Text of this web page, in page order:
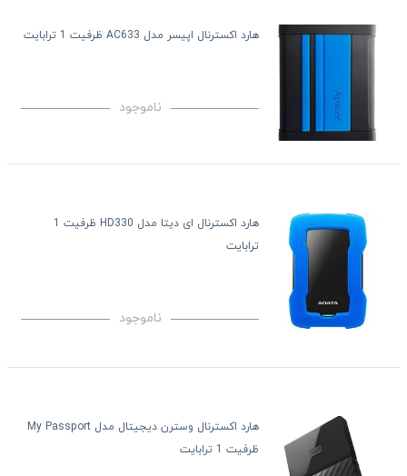
هارد اکسترنال اپیسر مدل AC633 ظرفیت 1 ترابایت
ناموجود
هارد اکسترنال ای دیتا مدل HD330 ظرفیت 1
ترابایت
ناموجود
هارد اکسترنال وسترن دیجیتال مدل My Passport
ظرفیت 1 ترابایت